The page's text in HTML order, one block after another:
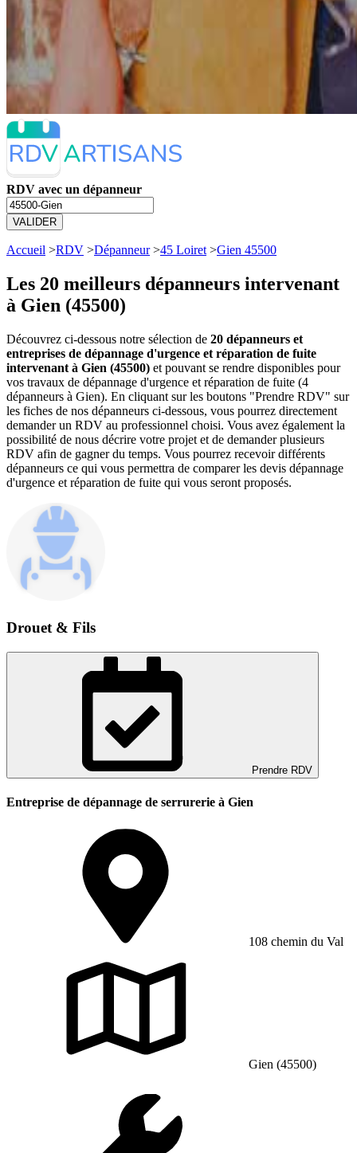
RDV avec un dépanneur
VALIDER
Accueil >RDV >Dépanneur>45 Loiret >Gien 45500
Les 20 meilleurs dépanneurs intervenant
à Gien (45500)
Découvrez ci-dessous notre sélection de 20 dépanneurs et
entreprises de dépannage d'urgence et réparation de fuite
intervenant à Gien (45500) et pouvant se rendre disponibles pour
vos travaux de dépannage d'urgence et réparation de fuite (4
dépanneurs à Gien). En cliquant sur les boutons "Prendre RDV" sur
les fiches de nos dépanneurs ci-dessous, vous pourrez directement
demander un RDV au professionnel choisi. Vous avez également la
possibilité de nous décrire votre projet et de demander plusieurs
RDV afin de gagner du temps. Vous pourrez recevoir différents
dépanneurs ce qui vous permettra de comparer les devis dépannage
d'urgence et réparation de fuite qui vous seront proposés.
Drouet & Fils
Prendre RDV
Entreprise de dépannage de serrurerie à Gien
108 chemin du Val
Gien (45500)